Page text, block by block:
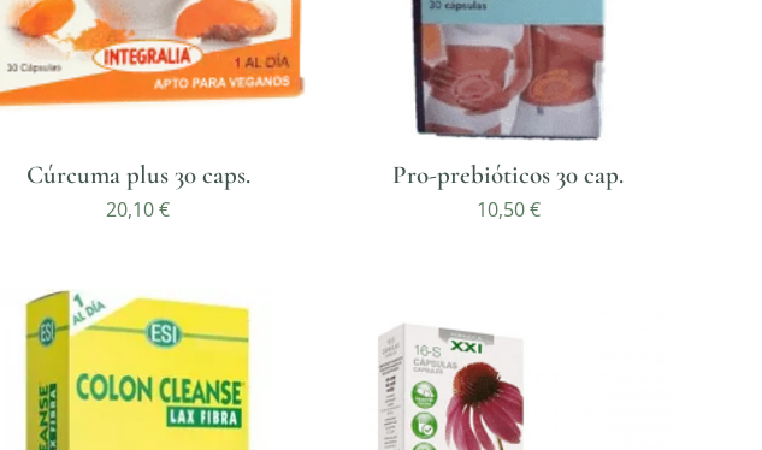
Cúrcuma plus 30 caps.
20,10€
Pro-prebióticos 30 cap.
10,50€